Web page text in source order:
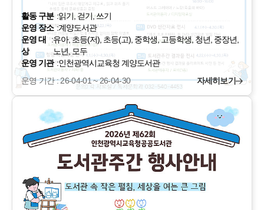
활동 구분 :읽기, 걷기, 쓰기
운영 장소 :계양도서관
운영 대
상
:유아, 초등(저), 초등(고), 중학생, 고등학생, 청년, 중장년,
노년, 모두
운영 기관 :인천광역시교육청 계양도서관
운영 기간 : 26-04-01 ~ 26-04-30
자세히보기